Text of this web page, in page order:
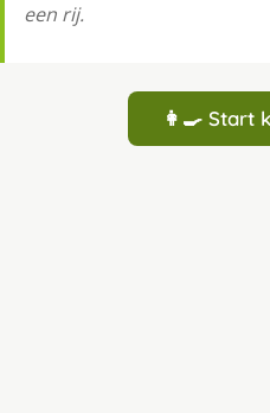
een rij.
👩‍🍳 Start